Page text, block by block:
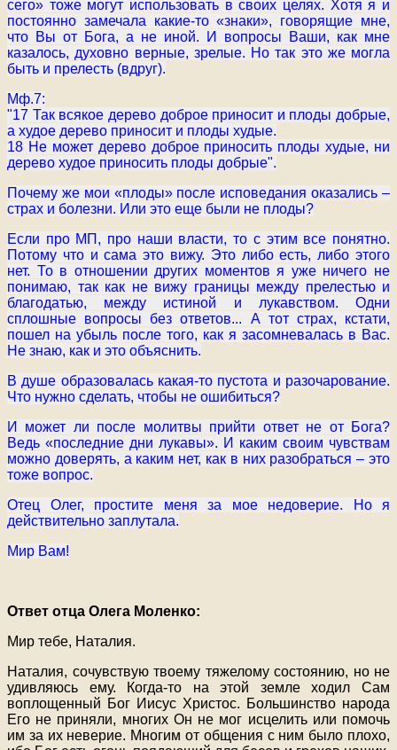
сего» тоже могут использовать в своих целях. Хотя я и
постоянно замечала какие-то «знаки», говорящие мне,
что Вы от Бога, а не иной. И вопросы Ваши, как мне
казалось, духовно верные, зрелые. Но так это же могла
быть и прелесть (вдруг).
Мф.7:
"17 Так всякое дерево доброе приносит и плоды добрые,
а худое дерево приносит и плоды худые.
18 Не может дерево доброе приносить плоды худые, ни
дерево худое приносить плоды добрые".
Почему же мои «плоды» после исповедания оказались –
страх и болезни. Или это еще были не плоды?
Если про МП, про наши власти, то с этим все понятно.
Потому что и сама это вижу. Это либо есть, либо этого
нет. То в отношении других моментов я уже ничего не
понимаю, так как не вижу границы между прелестью и
благодатью, между истиной и лукавством. Одни
сплошные вопросы без ответов... А тот страх, кстати,
пошел на убыль после того, как я засомневалась в Вас.
Не знаю, как и это объяснить.
В душе образовалась какая-то пустота и разочарование.
Что нужно сделать, чтобы не ошибиться?
И может ли после молитвы прийти ответ не от Бога?
Ведь «последние дни лукавы». И каким своим чувствам
можно доверять, а каким нет, как в них разобраться – это
тоже вопрос.
Отец Олег, простите меня за мое недоверие. Но я
действительно заплутала.
Мир Вам!
Ответ отца Олега Моленко:
Мир тебе, Наталия.
Наталия, сочувствую твоему тяжелому состоянию, но не
удивляюсь ему. Когда-то на этой земле ходил Сам
воплощенный Бог Иисус Христос. Большинство народа
Его не приняли, многих Он не мог исцелить или помочь
им за их неверие. Многим от общения с ним было плохо,